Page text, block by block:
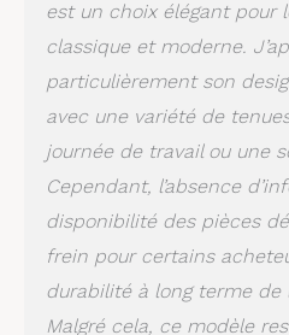
peu
est un choix élégant pour
classique et moderne.
particulièrement son
avec une variété de
journée de travail ou une
Cependant, l’absence
disponibilité des pièces
frein pour certains
durabilité à long terme de
Malgré cela, ce modèle